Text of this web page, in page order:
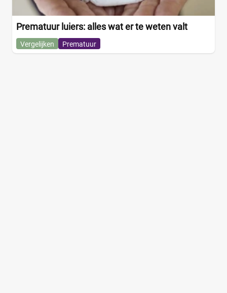
Prematuur luiers: alles wat er te weten valt
Vergelijken Prematuur